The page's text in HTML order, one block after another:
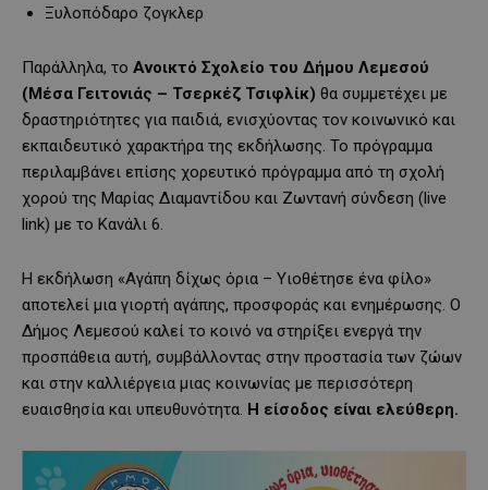
Ξυλοπόδαρο ζογκλερ
Παράλληλα, το Ανοικτό Σχολείο του Δήμου Λεμεσού
(Μέσα Γειτονιάς – Τσερκέζ Τσιφλίκ) θα συμμετέχει με
δραστηριότητες για παιδιά, ενισχύοντας τον κοινωνικό και
εκπαιδευτικό χαρακτήρα της εκδήλωσης. Το πρόγραμμα
περιλαμβάνει επίσης χορευτικό πρόγραμμα από τη σχολή
χορού της Μαρίας Διαμαντίδου και Ζωντανή σύνδεση (live
link) με το Κανάλι 6.
Η εκδήλωση «Αγάπη δίχως όρια – Υιοθέτησε ένα φίλο»
αποτελεί μια γιορτή αγάπης, προσφοράς και ενημέρωσης. Ο
Δήμος Λεμεσού καλεί το κοινό να στηρίξει ενεργά την
προσπάθεια αυτή, συμβάλλοντας στην προστασία των ζώων
και στην καλλιέργεια μιας κοινωνίας με περισσότερη
ευαισθησία και υπευθυνότητα. Η είσοδος είναι ελεύθερη.